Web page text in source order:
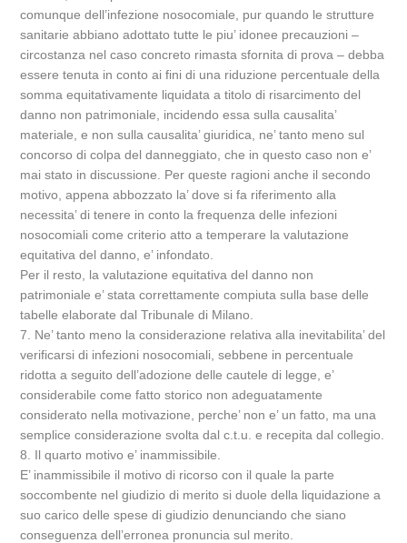
comunque dell’infezione nosocomiale, pur quando le strutture
sanitarie abbiano adottato tutte le piu’ idonee precauzioni –
circostanza nel caso concreto rimasta sfornita di prova – debba
essere tenuta in conto ai fini di una riduzione percentuale della
somma equitativamente liquidata a titolo di risarcimento del
danno non patrimoniale, incidendo essa sulla causalita’
materiale, e non sulla causalita’ giuridica, ne’ tanto meno sul
concorso di colpa del danneggiato, che in questo caso non e’
mai stato in discussione. Per queste ragioni anche il secondo
motivo, appena abbozzato la’ dove si fa riferimento alla
necessita’ di tenere in conto la frequenza delle infezioni
nosocomiali come criterio atto a temperare la valutazione
equitativa del danno, e’ infondato.
Per il resto, la valutazione equitativa del danno non
patrimoniale e’ stata correttamente compiuta sulla base delle
tabelle elaborate dal Tribunale di Milano.
7. Ne’ tanto meno la considerazione relativa alla inevitabilita’ del
verificarsi di infezioni nosocomiali, sebbene in percentuale
ridotta a seguito dell’adozione delle cautele di legge, e’
considerabile come fatto storico non adeguatamente
considerato nella motivazione, perche’ non e’ un fatto, ma una
semplice considerazione svolta dal c.t.u. e recepita dal collegio.
8. Il quarto motivo e’ inammissibile.
E’ inammissibile il motivo di ricorso con il quale la parte
soccombente nel giudizio di merito si duole della liquidazione a
suo carico delle spese di giudizio denunciando che siano
conseguenza dell’erronea pronuncia sul merito.